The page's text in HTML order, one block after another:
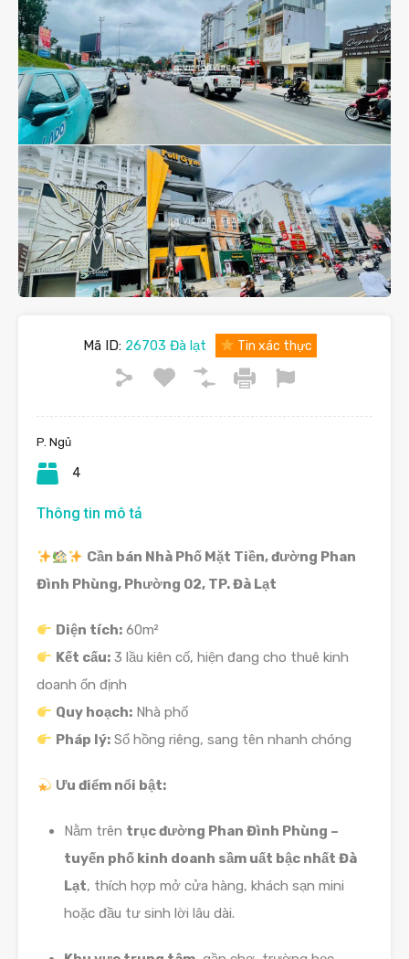
Mã ID: 26703 Đà lạt Tin xác thực
P. Ngủ
4
Thông tin mô tả
Cần bán Nhà Phố Mặt Tiền, đường Phan
Đình Phùng, Phường 02, TP. Đà Lạt
Diện tích: 60m²
Kết cấu: 3 lầu kiên cố, hiện đang cho thuê kinh
doanh ổn định
Quy hoạch: Nhà phố
Pháp lý: Sổ hồng riêng, sang tên nhanh chóng
Ưu điểm nổi bật:
Nằm trên trục đường Phan Đình Phùng –
tuyến phố kinh doanh sầm uất bậc nhất Đà
Lạt, thích hợp mở cửa hàng, khách sạn mini
hoặc đầu tư sinh lời lâu dài.